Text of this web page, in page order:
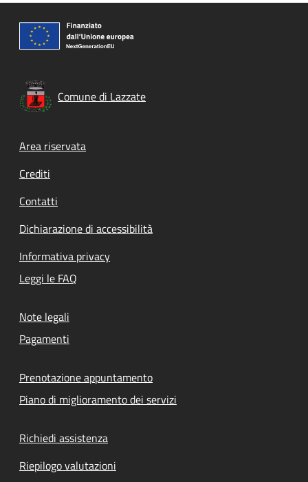
Comune di Lazzate
Footer menu
Area riservata
Crediti
Contatti
Dichiarazione di accessibilità
Informativa privacy
Leggi le FAQ
Note legali
Pagamenti
Prenotazione appuntamento
Piano di miglioramento dei servizi
Richiedi assistenza
Riepilogo valutazioni